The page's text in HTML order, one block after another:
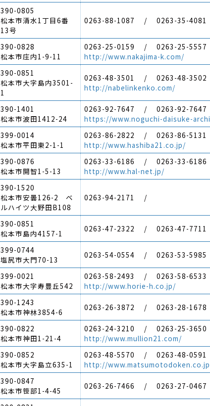
390-0805
松本市清水1丁目6番
13号
0263-88-1087 / 0263-35-4081
390-0828
松本市庄内1-9-11
0263-25-0159 / 0263-25-5557
http://www.nakajima-k.com/
390-0851
松本市大字島内3501-
1
0263-48-3501 / 0263-48-3502
http://nabelinkenko.com/
390-1401
松本市波田1412-24
0263-92-7647 / 0263-92-7647
https://www.noguchi-daisuke-
399-0014
松本市平田東2-1-1
0263-86-2822 / 0263-86-5131
http://www.hashiba21.co.jp/
390-0876
松本市開智1-5-13
0263-33-6186 / 0263-33-6186
http://www.hal-net.jp/
390-1520
松本市安曇126-2 ベ
ルハイツ大野田B108
0263-94-2171 /
390-0851
松本市島内4157-1
0263-47-2322 / 0263-47-7711
399-0744
塩尻市大門70-13
0263-54-0554 / 0263-53-5985
399-0021
松本市大字寿豊丘542
0263-58-2493 / 0263-58-6533
http://www.horie-h.co.jp/
390-1243
松本市神林3854-6
0263-26-3872 / 0263-28-1678
390-0822
松本市神田1-21-4
0263-24-3210 / 0263-25-3650
http://www.mullion21.com/
390-0852
松本市大字島立635-1
0263-48-5570 / 0263-48-0591
http://
390-0847
松本市笹部1-4-45
0263-26-7466 / 0263-27-0467